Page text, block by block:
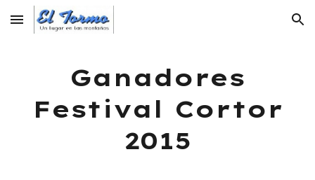
Skip to main content Skip to navigation
Ganadores
Festival Cortor
2015